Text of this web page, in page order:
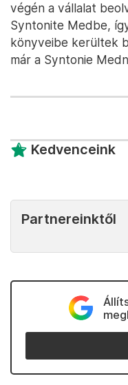
végén a vállalat
Syntonite Medbe,
könyveibe kerültek
már a Syntonie
Kedvenceink
Partnereinktől